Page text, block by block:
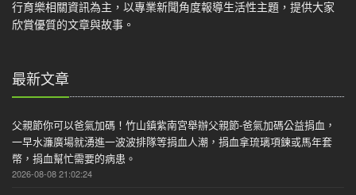
行育樂相關資訊為主，以專業新聞角度報導生活性主題，提供大家
欣賞優質的文章與故事。
最新文章
父親節你可以爸氣加碼！竹山鎮紫南宮舉辦父親節-爸氣加碼公益捐血，
一早水濂廣場就湧進一波波排隊等捐血人潮，捐血拿琉璃項鍊或馬年套
幣，捐血幫忙需要的病患。
2026-08-08 21:02:24